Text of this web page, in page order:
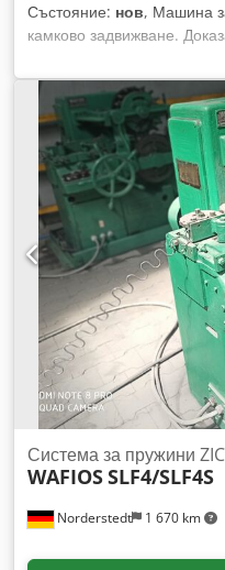
Състояние: нов, Машина
камково задвижване.
всяко пружинно
поради отличното
продукцията', което
Alier
Norderstedt 1 670 km
Система за пружини
WAFIOSSLF4/SLF4S